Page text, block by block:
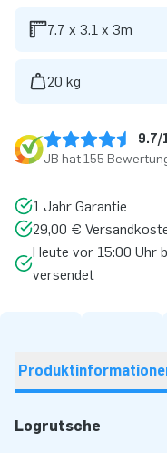
7.7 x 3.1 x 3m
20 kg
9.7/
JB hat 155
1 Jahr Garantie
29,00 €
Heute vor 15:00 Uhr
versendet
Logrutsche